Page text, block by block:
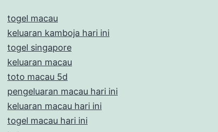
togel macau
keluaran kamboja hari ini
togel singapore
keluaran macau
toto macau 5d
pengeluaran macau hari ini
keluaran macau hari ini
togel macau hari ini